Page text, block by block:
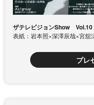
ザテレビジョンShow Vol.10
表紙：岩本照×深澤辰哉×宮舘
プレ